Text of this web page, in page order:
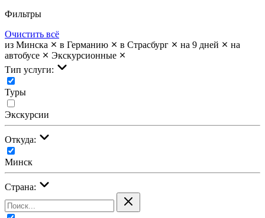
Фильтры
Очистить всё
из Минска
в Германию в Страсбург на 9 дней
на
автобусе
Экскурсионные
Тип услуги:
Туры
Экскурсии
Откуда:
Минск
Страна: